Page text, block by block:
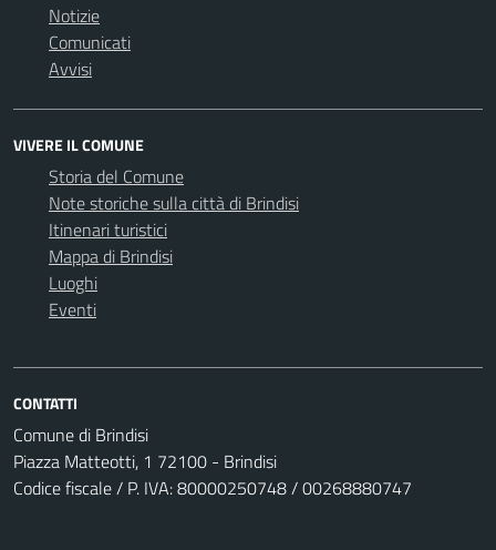
Notizie
Comunicati
Avvisi
VIVERE IL COMUNE
Storia del Comune
Note storiche sulla città di Brindisi
Itinenari turistici
Mappa di Brindisi
Luoghi
Eventi
CONTATTI
Comune di Brindisi
Piazza Matteotti, 1 72100 - Brindisi
Codice fiscale / P. IVA: 80000250748 / 00268880747